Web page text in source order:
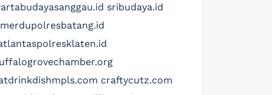
sribudaya.id
craftycutz.com